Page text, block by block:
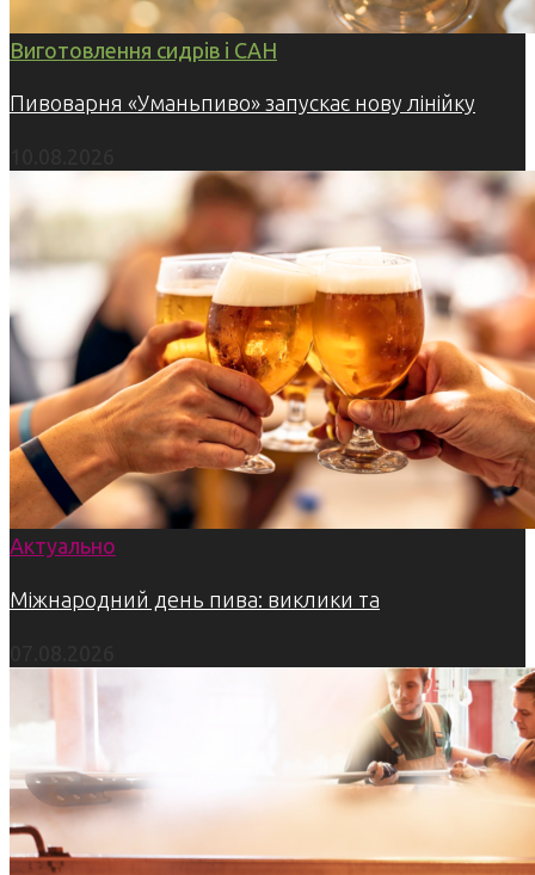
Виготовлення сидрів і САН
Пивоварня «Уманьпиво» запускає нову лінійку
Актуально
Міжнародний день пива: виклики та